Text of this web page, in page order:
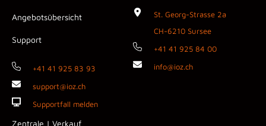
Angebotsübersicht
Support
+41 41 925 83 93
support@ioz.ch
Supportfall melden
Zentrale | Verkauf
St. Georg-Strasse 2a
CH-6210 Sursee
+41 41 925 84 00
info@ioz.ch